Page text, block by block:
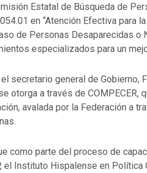
Estatal de Búsqueda de
en “Atención Efectiva para
de Personas Desaparecidas o
especializados para un
secretario general de Gobierno,
otorga a través de COMPECER,
avalada por la Federación a
como parte del proceso de
el Instituto Hispalense en Política